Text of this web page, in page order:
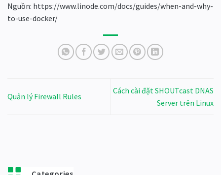
Nguồn: https://www.linode.com/docs/guides/when-and-why-
to-use-docker/
Quản lý Firewall Rules
Cách cài đặt SHOUTcast DNAS
Server trên Linux